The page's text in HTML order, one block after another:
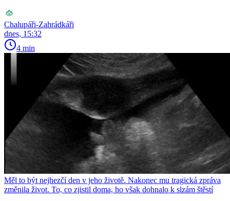
Chalupáři-Zahrádkáři
dnes, 15:32
4 min
Měl to být nejhezčí den v jeho životě. Nakonec mu tragická zpráva
změnila život. To, co zjistil doma, ho však dohnalo k slzám štěstí